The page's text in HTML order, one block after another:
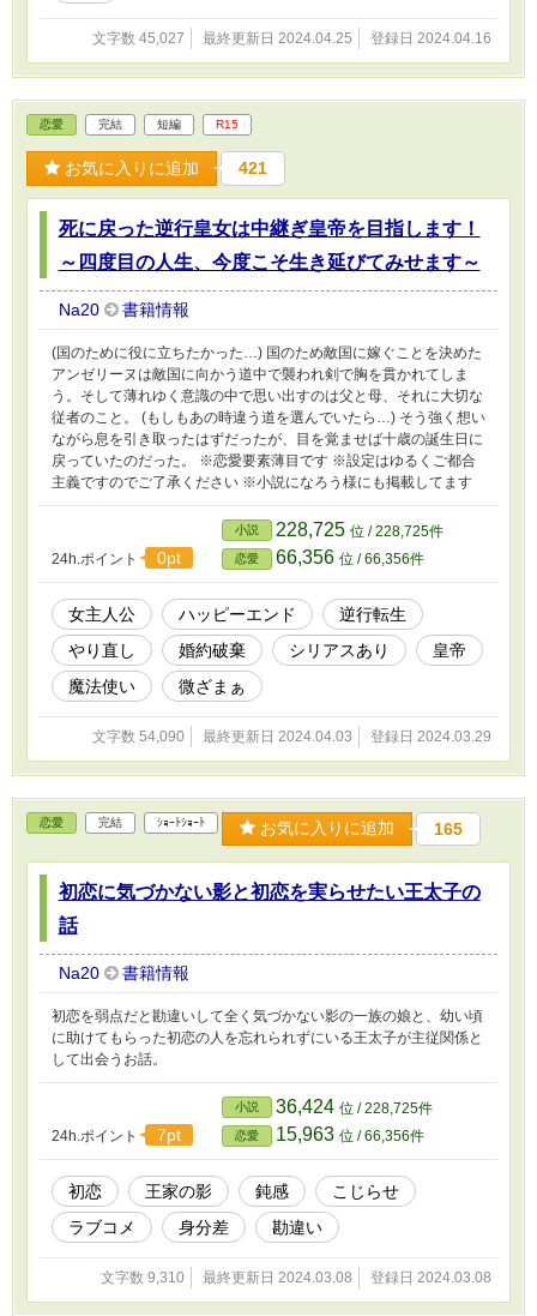
文字数 45,027 最終更新日 2024.04.25 登録日 2024.04.16
恋愛 完結 短編 R15
お気に入りに追加 421
死に戻った逆行皇女は中継ぎ皇帝を目指します！
～四度目の人生、今度こそ生き延びてみせます～
Na20 書籍情報
(国のために役に立ちたかった…) 国のため敵国に嫁ぐことを決めた
アンゼリーヌは敵国に向かう道中で襲われ剣で胸を貫かれてしま
う。そして薄れゆく意識の中で思い出すのは父と母、それに大切な
従者のこと。 (もしもあの時違う道を選んでいたら…) そう強く想い
ながら息を引き取ったはずだったが、目を覚ませば十歳の誕生日に
戻っていたのだった。 ※恋愛要素薄目です ※設定はゆるくご都合
主義ですのでご了承ください ※小説になろう様にも掲載してます
24h.ポイント 0pt
小説 228,725 位 / 228,725件
恋愛 66,356 位 / 66,356件
女主人公 ハッピーエンド
逆行転生
やり直し
婚約破棄 シリアスあり
皇帝
魔法使い
微ざまぁ
文字数 54,090 最終更新日 2024.04.03 登録日 2024.03.29
恋愛 完結 ｼｮｰﾄｼｮｰﾄ お気に入りに追加 165
初恋に気づかない影と初恋を実らせたい王太子の
話
Na20 書籍情報
初恋を弱点だと勘違いして全く気づかない影の一族の娘と、幼い頃
に助けてもらった初恋の人を忘れられずにいる王太子が主従関係と
して出会うお話。
24h.ポイント 7pt
小説 36,424 位 / 228,725件
恋愛 15,963 位 / 66,356件
初恋 王家の影 鈍感
こじらせ
ラブコメ
身分差 勘違い
文字数 9,310 最終更新日 2024.03.08 登録日 2024.03.08